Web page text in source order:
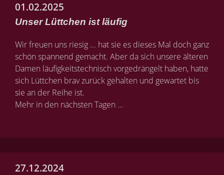
01.02.2025
Unser Lüttchen ist läufig
Wir freuen uns riesig ... hat sie es dieses Mal doch ganz
schön spannend gemacht. Aber da sich unsere älteren
Damen läufigkeitstechnisch vorgedrängelt haben, hatte
sich Lüttchen brav zurück gehalten und gewartet bis
sie an der Reihe ist.
Mehr in den nächsten Tagen ...
27.12.2024